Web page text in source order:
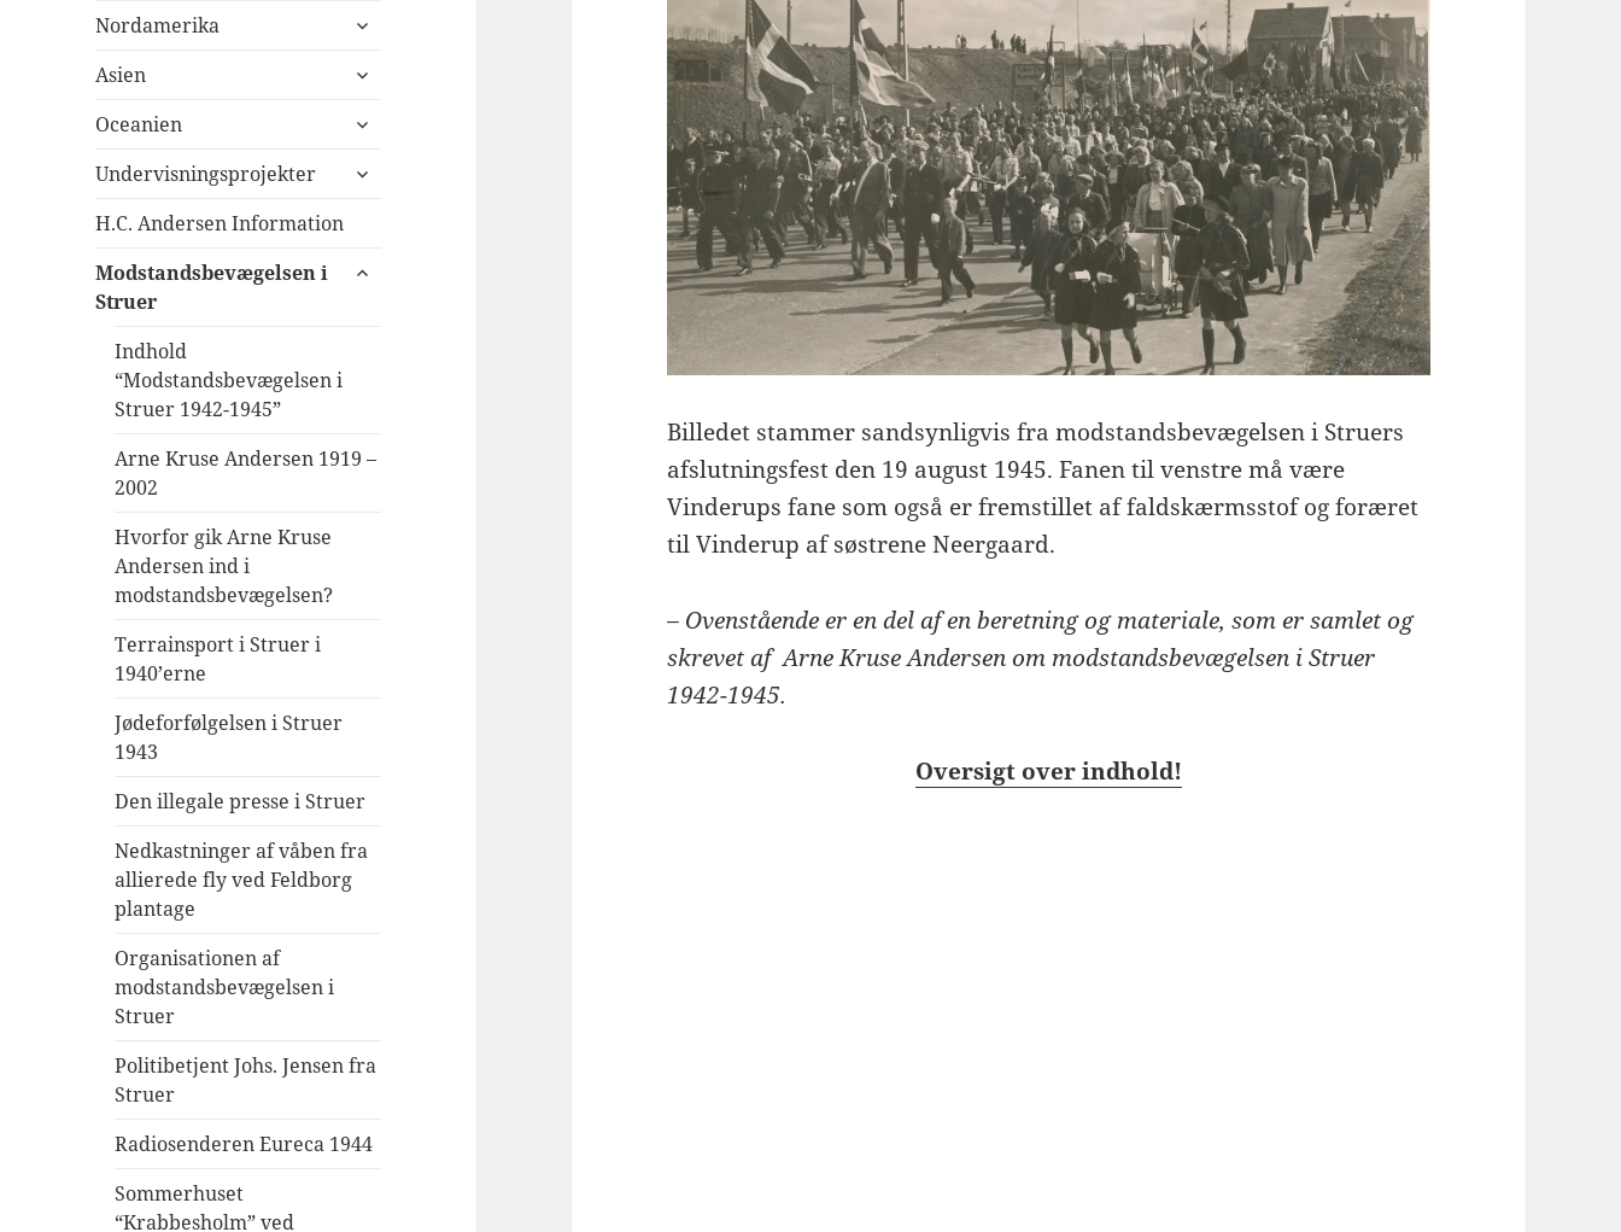
Nordamerika
udvid
Asien
udvid
Oceanien
udvid
Undervisningsprojekter
udvid
H.C. Andersen Information
Modstandsbevægelsen i
Struer
udvid
Indhold
“Modstandsbevægelsen i
Struer 1942-1945”
Arne Kruse Andersen 1919 –
2002
Hvorfor gik Arne Kruse
Andersen ind i
modstandsbevægelsen?
Terrainsport i Struer i
1940’erne
Jødeforfølgelsen i Struer
1943
Den illegale presse i Struer
Nedkastninger af våben fra
allierede fly ved Feldborg
plantage
Organisationen af
modstandsbevægelsen i
Struer
Politibetjent Johs. Jensen fra
Struer
Radiosenderen Eureca 1944
Sommerhuset
“Krabbesholm” ved
Billedet stammer sandsynligvis fra modstandsbevægelsen i Struers
afslutningsfest den 19 august 1945. Fanen til venstre må være
Vinderups fane som også er fremstillet af faldskærmsstof og foræret
til Vinderup af søstrene Neergaard.
– Ovenstående er en del af en beretning og materiale, som er samlet og
skrevet af Arne Kruse Andersen om modstandsbevægelsen i Struer
1942-1945.
Oversigt over indhold!